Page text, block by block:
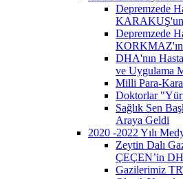
Depremzede
KARAKUŞ'un
Depremzede
DHA'nın
ve Uygulama
Milli Para-
Doktorlar
Sağlık Sen
Araya Geldi
2020 -2022 Yılı
Zeytin Dalı
ÇEÇEN’in
Gazilerimiz